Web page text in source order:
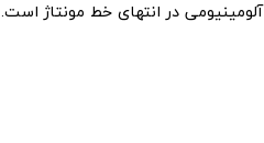
آلومینیومی در انتهای خط مونتاژ است.